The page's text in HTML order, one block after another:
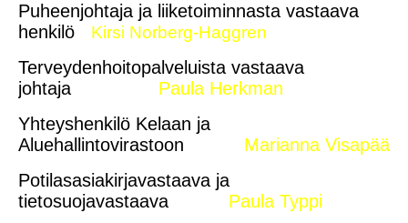
Puheenjohtaja ja liiketoiminnasta vastaava
henkilö Kirsi Norberg-Haggren
Terveydenhoitopalveluista vastaava
johtaja Paula Herkman
Yhteyshenkilö Kelaan ja
Aluehallintovirastoon Marianna Visapää
Potilasasiakirjavastaava ja
tietosuojavastaava Paula Typpi